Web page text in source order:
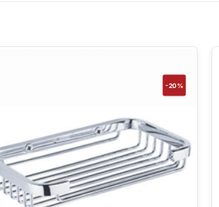
-20%